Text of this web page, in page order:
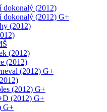
dokonalý (2012)
dokonalý (2012) G+
(2012)
(2012)
(2012)
(2012) G+
(2012) G+
(2012) G+
G+